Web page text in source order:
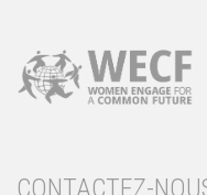
CONTACTEZ-